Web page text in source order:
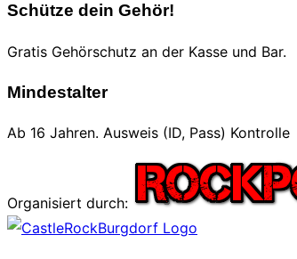
Schütze dein Gehör!
Gratis Gehörschutz an der Kasse und Bar.
Mindestalter
Ab 16 Jahren. Ausweis (ID, Pass) Kontrolle
Organisiert durch:
Zum